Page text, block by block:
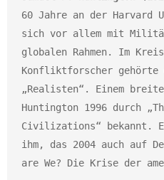
60 Jahre an der
sich vor allem mit
globalen Rahmen. Im
Konfliktforscher gehörte
„Realisten“. Einem
Huntington 1996 durch
Civilizations“ bekannt.
ihm, das 2004 auch auf
are We? Die Krise der